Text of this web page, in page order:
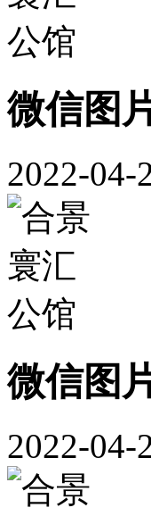
微信图
2022-04-
微信图
2022-04-